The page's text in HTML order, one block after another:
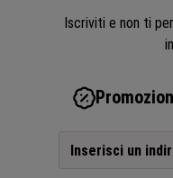
Iscriviti e non ti